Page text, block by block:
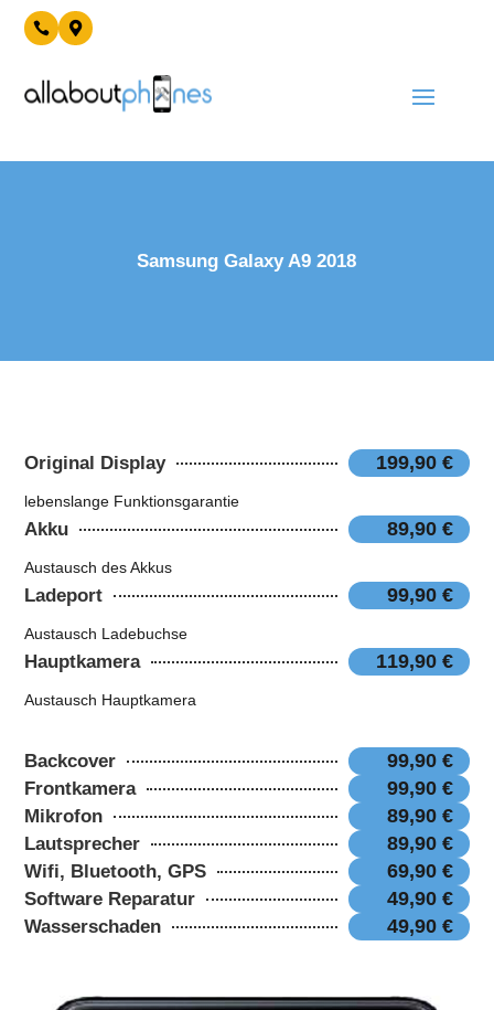
 
Samsung Galaxy A9 2018
Original Display 199,90 €
lebenslange Funktionsgarantie
Akku 89,90 €
Austausch des Akkus
Ladeport 99,90 €
Austausch Ladebuchse
Hauptkamera 119,90 €
Austausch Hauptkamera
Backcover 99,90 €
Frontkamera 99,90 €
Mikrofon 89,90 €
Lautsprecher 89,90 €
Wifi, Bluetooth, GPS 69,90 €
Software Reparatur 49,90 €
Wasserschaden 49,90 €